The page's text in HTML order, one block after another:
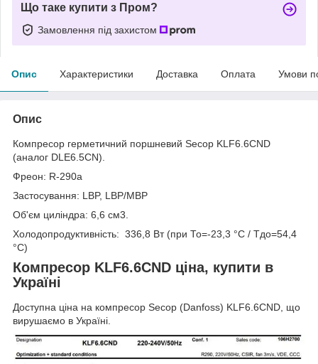
Що таке купити з Пром?
Замовлення під захистом
Опис Характеристики Доставка Оплата Умови
Опис
Компресор герметичний поршневий Secop KLF6.6CND
(аналог DLE6.5CN).
Фреон: R-290a
Застосування: LBP, LBP/MBP
Об'єм циліндра: 6,6 см3.
Холодопродуктивність: 336,8 Вт (при То=-23,3 °C / Тдо=54,4
°C)
Компресор KLF6.6CND ціна, купити в
Україні
Доступна ціна на компресор Secop (Danfoss) KLF6.6CND, що
вирушаємо в Україні.